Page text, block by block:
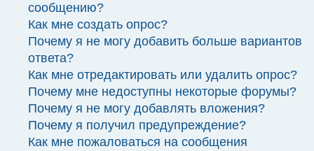
сообщению?
Как мне создать опрос?
Почему я не могу добавить больше вариантов
ответа?
Как мне отредактировать или удалить опрос?
Почему мне недоступны некоторые форумы?
Почему я не могу добавлять вложения?
Почему я получил предупреждение?
Как мне пожаловаться на сообщения